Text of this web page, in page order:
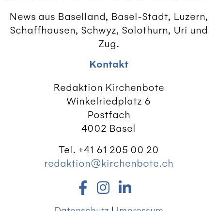
News aus Baselland, Basel-Stadt, Luzern,
Schaffhausen, Schwyz, Solothurn, Uri und
Zug.
Kontakt
Redaktion Kirchenbote
Winkelriedplatz 6
Postfach
4002 Basel
Tel. +41 61 205 00 20
redaktion@kirchenbote.ch